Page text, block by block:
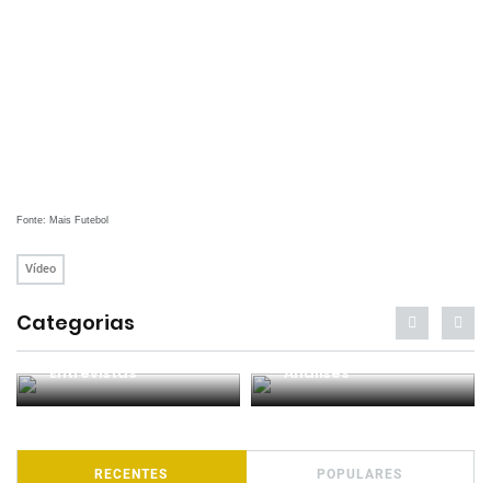
Fonte: Mais Futebol
Vídeo
Categorias
Entrevistas Análises
RECENTES POPULARES